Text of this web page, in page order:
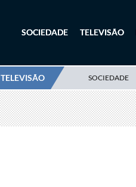
SOCIEDADE TELEVISÃO
TELEVISÃO SOCIEDADE